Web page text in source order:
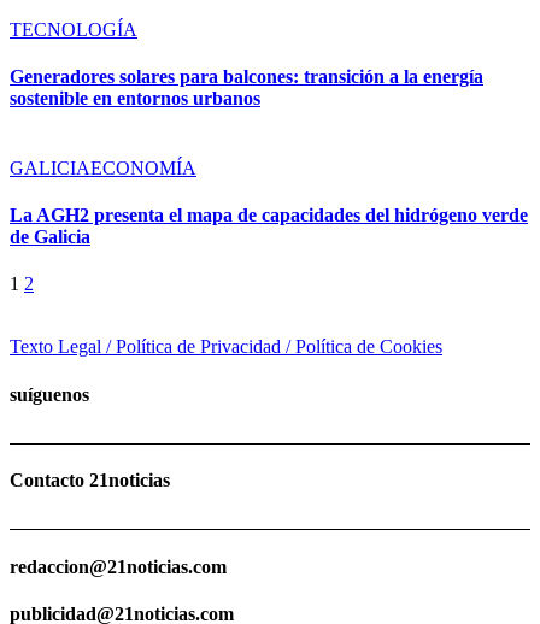
TECNOLOGÍA
Generadores solares para balcones: transición a la energía
sostenible en entornos urbanos
GALICIAECONOMÍA
La AGH2 presenta el mapa de capacidades del hidrógeno verde
de Galicia
1 2
Texto Legal / Política de Privacidad / Política de Cookies
suíguenos
Contacto 21noticias
redaccion@21noticias.com
publicidad@21noticias.com